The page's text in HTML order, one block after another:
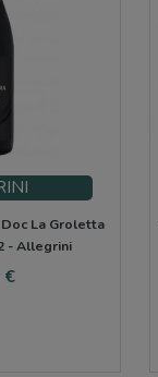
La Groletta
- Allegrini
€